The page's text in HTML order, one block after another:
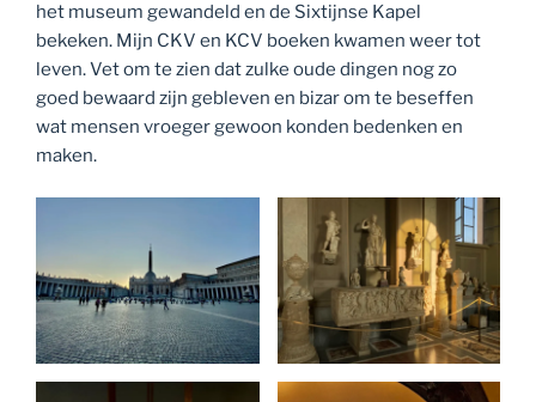
het museum gewandeld en de Sixtijnse Kapel
bekeken. Mijn CKV en KCV boeken kwamen weer tot
leven. Vet om te zien dat zulke oude dingen nog zo
goed bewaard zijn gebleven en bizar om te beseffen
wat mensen vroeger gewoon konden bedenken en
maken.